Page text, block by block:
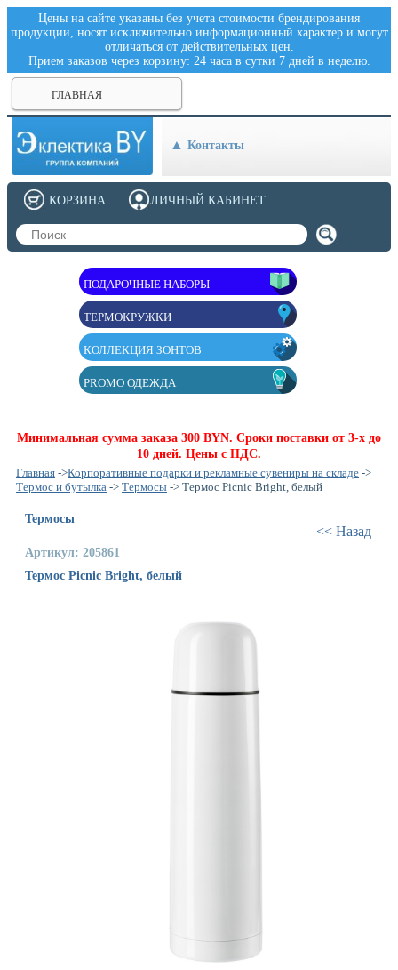
Цены на сайте указаны без учета стоимости брендирования
продукции, носят исключительно информационный характер и могут
отличаться от действительных цен.
Прием заказов через корзину: 24 часа в сутки 7 дней в неделю.
ГЛАВНАЯ
Контакты
ПОДАРОЧНЫЕ НАБОРЫ
ТЕРМОКРУЖКИ
КОЛЛЕКЦИЯ ЗОНТОВ
PROMO ОДЕЖДА
Минимальная сумма заказа 300 BYN. Сроки поставки от 3-х до
10 дней. Цены с НДС.
Главная ->Корпоративные подарки и рекламные сувениры на складе ->
Термос и бутылка -> Термосы -> Термос Picnic Bright, белый
<< Назад
Термосы
Артикул: 205861
Термос Picnic Bright, белый
ЛИЧНЫЙ КАБИНЕТ
КОРЗИНА